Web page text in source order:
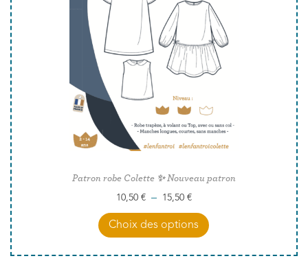
Patron robe Colette ✨ Nouveau patron
10,50 € – 15,50 €
Choix des options